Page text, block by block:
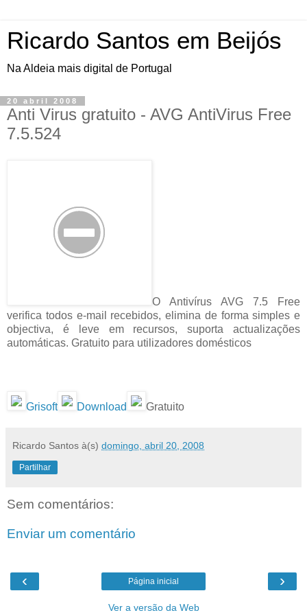
Ricardo Santos em Beijós
Na Aldeia mais digital de Portugal
20 abril 2008
Anti Virus gratuito - AVG AntiVirus Free
7.5.524
O Antivírus AVG 7.5 Free
verifica todos e-mail recebidos, elimina de forma simples e
objectiva, é leve em recursos, suporta actualizações
automáticas. Gratuito para utilizadores domésticos
Grisoft Download Gratuito
Ricardo Santos à(s) domingo, abril 20, 2008
Partilhar
Sem comentários:
Enviar um comentário
‹ ›
Página inicial
Ver a versão da Web